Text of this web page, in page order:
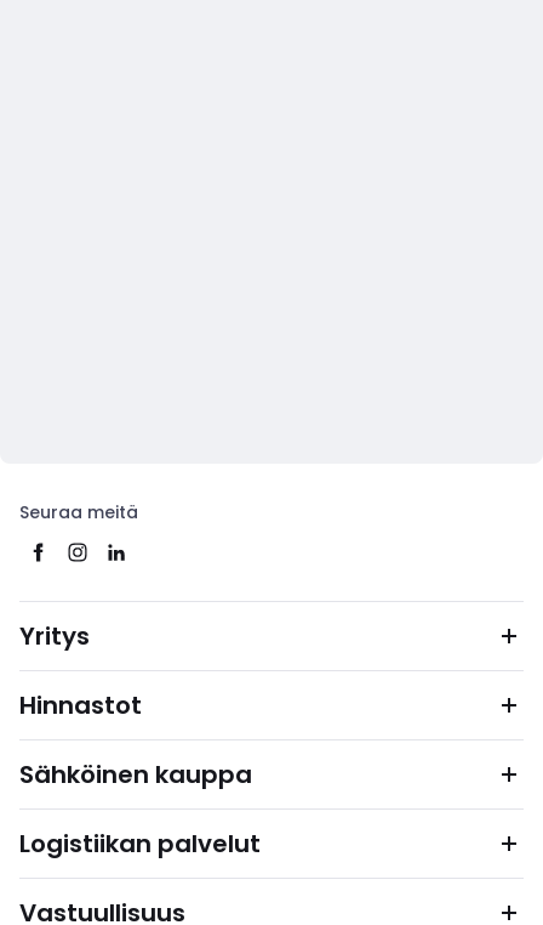
Seuraa meitä
Yritys
Hinnastot
Sähköinen kauppa
Logistiikan palvelut
Vastuullisuus